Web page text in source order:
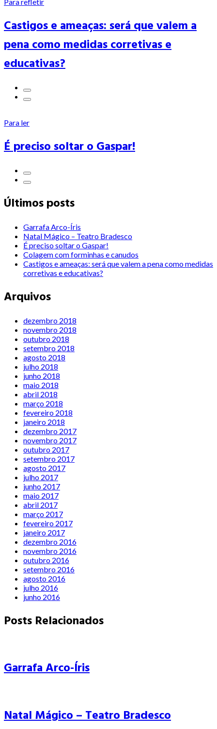
Para refletir
Castigos e ameaças: será que valem a
pena como medidas corretivas e
educativas?
Para ler
É preciso soltar o Gaspar!
Últimos posts
Garrafa Arco-Íris
Natal Mágico – Teatro Bradesco
É preciso soltar o Gaspar!
Colagem com forminhas e canudos
Castigos e ameaças: será que valem a pena como medidas
corretivas e educativas?
Arquivos
dezembro 2018
novembro 2018
outubro 2018
setembro 2018
agosto 2018
julho 2018
junho 2018
maio 2018
abril 2018
março 2018
fevereiro 2018
janeiro 2018
dezembro 2017
novembro 2017
outubro 2017
setembro 2017
agosto 2017
julho 2017
junho 2017
maio 2017
abril 2017
março 2017
fevereiro 2017
janeiro 2017
dezembro 2016
novembro 2016
outubro 2016
setembro 2016
agosto 2016
julho 2016
junho 2016
Posts Relacionados
Garrafa Arco-Íris
Natal Mágico – Teatro Bradesco